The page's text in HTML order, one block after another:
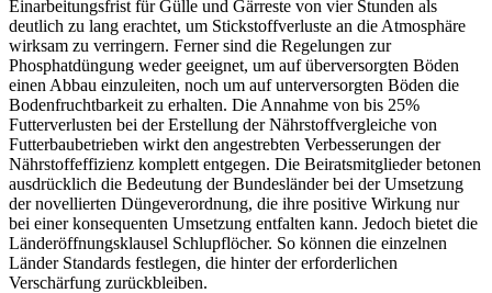
Einarbeitungsfrist für Gülle und Gärreste von vier Stunden als
deutlich zu lang erachtet, um Stickstoffverluste an die Atmosphäre
wirksam zu verringern. Ferner sind die Regelungen zur
Phosphatdüngung weder geeignet, um auf überversorgten Böden
einen Abbau einzuleiten, noch um auf unterversorgten Böden die
Bodenfruchtbarkeit zu erhalten. Die Annahme von bis 25%
Futterverlusten bei der Erstellung der Nährstoffvergleiche von
Futterbaubetrieben wirkt den angestrebten Verbesserungen der
Nährstoffeffizienz komplett entgegen. Die Beiratsmitglieder betonen
ausdrücklich die Bedeutung der Bundesländer bei der Umsetzung
der novellierten Düngeverordnung, die ihre positive Wirkung nur
bei einer konsequenten Umsetzung entfalten kann. Jedoch bietet die
Länderöffnungsklausel Schlupflöcher. So können die einzelnen
Länder Standards festlegen, die hinter der erforderlichen
Verschärfung zurückbleiben.